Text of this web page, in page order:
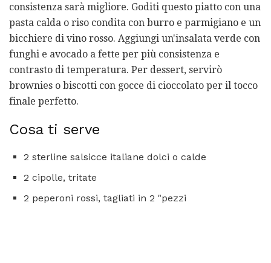
consistenza sarà migliore. Goditi questo piatto con una
pasta calda o riso condita con burro e parmigiano e un
bicchiere di vino rosso. Aggiungi un'insalata verde con
funghi e avocado a fette per più consistenza e
contrasto di temperatura. Per dessert, servirò
brownies o biscotti con gocce di cioccolato per il tocco
finale perfetto.
Cosa ti serve
2 sterline salsicce italiane dolci o calde
2 cipolle, tritate
2 peperoni rossi, tagliati in 2 "pezzi